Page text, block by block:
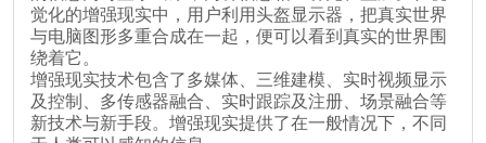
觉化的增强现实中，用户利用头盔显示器，把真实世界
与电脑图形多重合成在一起，便可以看到真实的世界围
绕着它。
增强现实技术包含了多媒体、三维建模、实时视频显示
及控制、多传感器融合、实时跟踪及注册、场景融合等
新技术与新手段。增强现实提供了在一般情况下，不同